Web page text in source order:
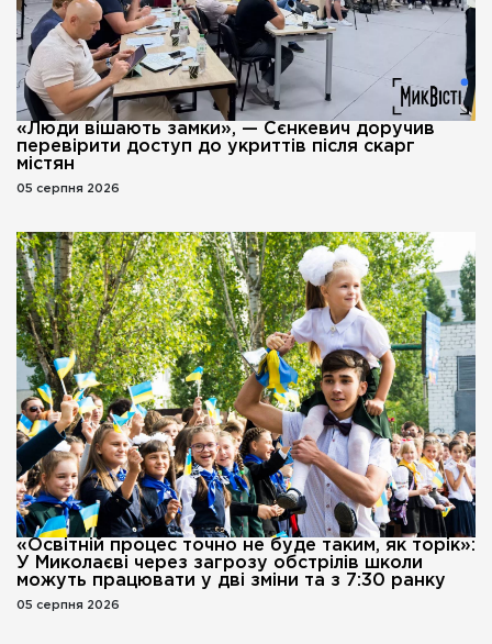
«Люди вішають замки», — Сєнкевич доручив
перевірити доступ до укриттів після скарг
містян
05 серпня 2026
«Освітній процес точно не буде таким, як торік»:
У Миколаєві через загрозу обстрілів школи
можуть працювати у дві зміни та з 7:30 ранку
05 серпня 2026